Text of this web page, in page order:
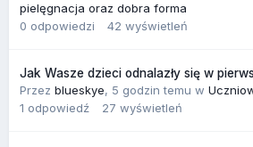
pielęgnacja oraz dobra forma
0 odpowiedzi 42 wyświetleń
Jak Wasze dzieci odnalazły się w
Przez blueskye, 5 godzin temu w
1 odpowiedź 27 wyświetleń